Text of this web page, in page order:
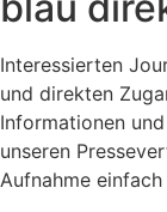
Interessierten
und direkten
Informationen
unseren
Aufnahme